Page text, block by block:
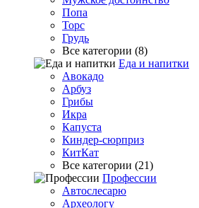
Попа
Торс
Грудь
Все категории (8)
Еда и напитки
Авокадо
Арбуз
Грибы
Икра
Капуста
Киндер-сюрприз
КитКат
Все категории (21)
Профессии
Автослесарю
Археологу